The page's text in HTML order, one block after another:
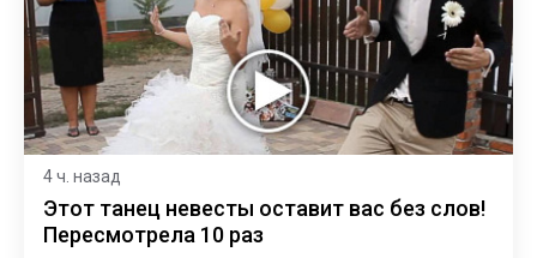
4 ч. назад
Этот танец невесты оставит вас без слов!
Пересмотрела 10 раз